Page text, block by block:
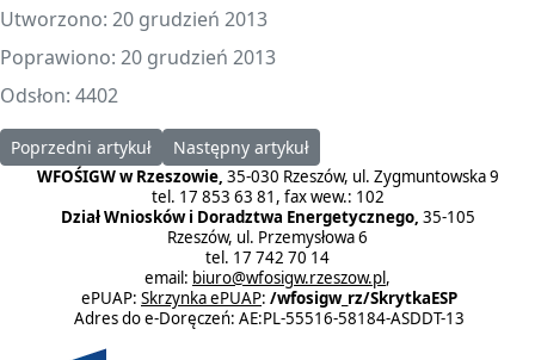
Utworzono: 20 grudzień 2013
Poprawiono: 20 grudzień 2013
Odsłon: 4402
Poprzedni artykuł: Ogłoszenie o naborze wniosków na rok
Poprzedni artykuł Następny artykuł: 20 miliardów euro na
Następny artykuł
WFOŚIGW w Rzeszowie, 35-030 Rzeszów, ul. Zygmuntowska 9
tel. 17 853 63 81, fax wew.: 102
Dział Wniosków i Doradztwa Energetycznego, 35-105
Rzeszów, ul. Przemysłowa 6
tel. 17 742 70 14
email: biuro@wfosigw.rzeszow.pl,
ePUAP: Skrzynka ePUAP: /wfosigw_rz/SkrytkaESP
Adres do e-Doręczeń: AE:PL-55516-58184-ASDDT-13